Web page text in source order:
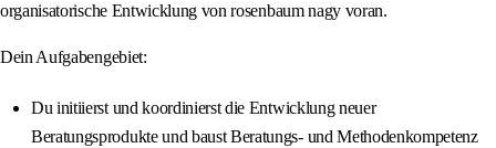
organisatorische Entwicklung von rosenbaum nagy voran.
Dein Aufgabengebiet:
Du initiierst und koordinierst die Entwicklung neuer
Beratungsprodukte und baust Beratungs- und Methodenkompetenz